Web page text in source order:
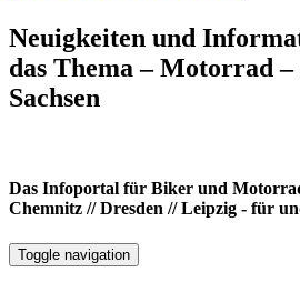
Neuigkeiten und
das Thema – Motorrad –
Sachsen
Das Infoportal für Biker und
Chemnitz // Dresden // Leipzig - für
Toggle navigation